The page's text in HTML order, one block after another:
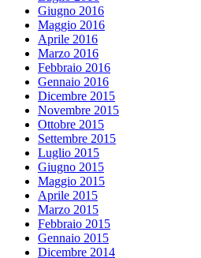
Giugno 2016
Maggio 2016
Aprile 2016
Marzo 2016
Febbraio 2016
Gennaio 2016
Dicembre 2015
Novembre 2015
Ottobre 2015
Settembre 2015
Luglio 2015
Giugno 2015
Maggio 2015
Aprile 2015
Marzo 2015
Febbraio 2015
Gennaio 2015
Dicembre 2014